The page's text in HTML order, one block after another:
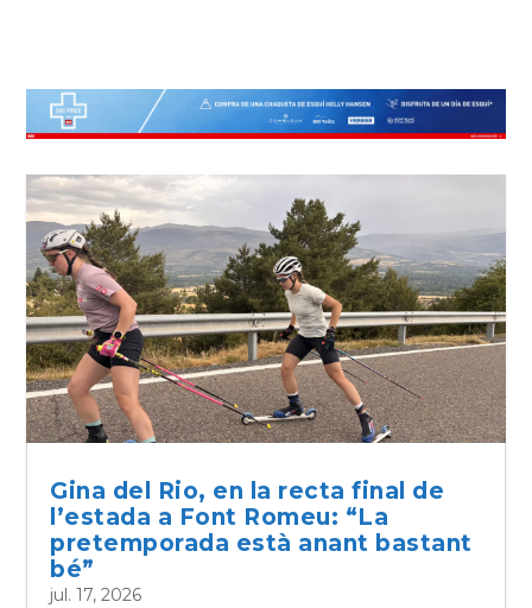
Gina del Rio, en la recta final de
l’estada a Font Romeu: “La
pretemporada està anant bastant
bé”
jul. 17, 2026